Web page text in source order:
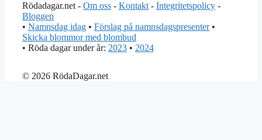
Rödadagar.net - Om oss - Kontakt - Integritetspolicy -
Bloggen
• Namnsdag idag • Förslag på namnsdagspresenter•
Skicka blommor med blombud
• Röda dagar under år: 2023 • 2024
© 2026 RödaDagar.net